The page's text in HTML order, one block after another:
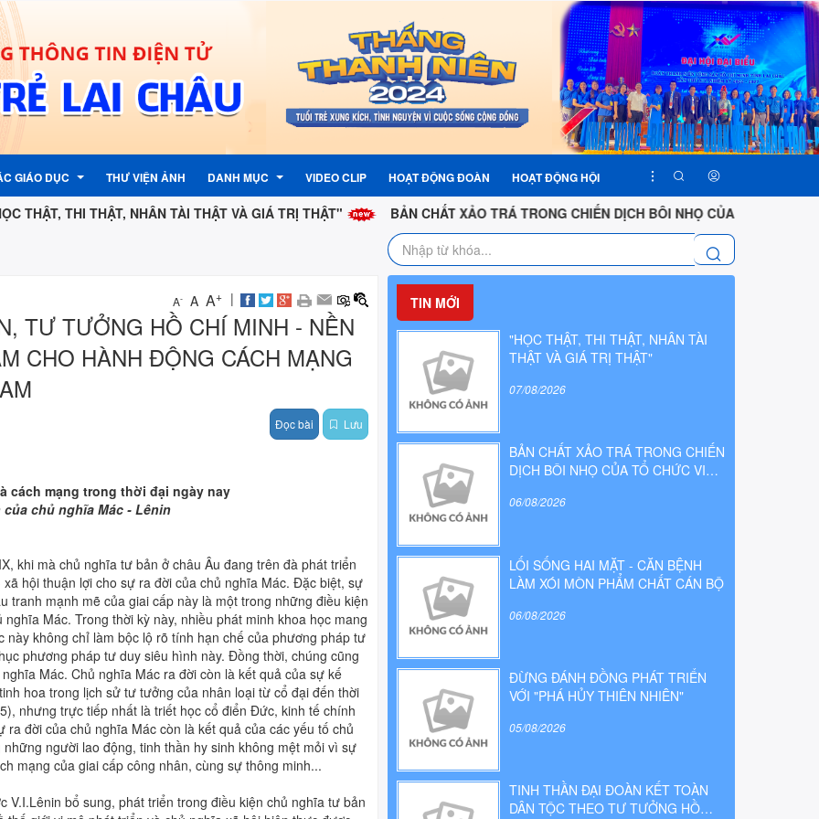
KỲ
ĐỘI
CỦA ĐẢNG
NƯỚC
ĐỒNG
PHÁP LUẬT
GIÁO DỤC
PHẢN ÁNH, KIẾN NGHỊ
THƯ VIỆN ẢNH DANH MỤC
LIÊN KẾT TRANG TIN ĐIỆN TỬ
THƯ ĐIỆN TỬ CÔNG VỤ
PHẦN MỀM QUẢN LÍ VĂN BẢN
VIDEO CLIP HOẠT ĐỘNG ĐOÀN HOẠT ĐỘNG HỘI
THẬT, NHÂN TÀI THẬT VÀ GIÁ TRỊ THẬT"
BẢN CHẤT XẢO TRÁ TRONG CHIẾN DỊCH BÔI NHỌ CỦA TỔ CHỨC VIỆT TÂN
A- A A+ |
TƯ TƯỞNG HỒ CHÍ MINH - NỀN
CHO HÀNH ĐỘNG CÁCH MẠNG
Đọc bài Lưu
cách mạng trong thời đại ngày nay
chủ nghĩa Mác - Lênin
khi mà chủ nghĩa tư bản ở châu Âu đang trên đà phát triển
hội thuận lợi cho sự ra đời của chủ nghĩa Mác. Đặc biệt, sự
tranh mạnh mẽ của giai cấp này là một trong những điều kiện
Mác. Trong thời kỳ này, nhiều phát minh khoa học mang
không chỉ làm bộc lộ rõ tính hạn chế của phương pháp tư
phương pháp tư duy siêu hình này. Đồng thời, chúng cũng
Mác. Chủ nghĩa Mác ra đời còn là kết quả của sự kế
hoa trong lịch sử tư tưởng của nhân loại từ cổ đại đến thời
nhưng trực tiếp nhất là triết học cổ điển Đức, kinh tế chính
đời của chủ nghĩa Mác còn là kết quả của các yếu tố chủ
người lao động, tinh thần hy sinh không mệt mỏi vì sự
mạng của giai cấp công nhân, cùng sự thông minh...
V.I.Lênin bổ sung, phát triển trong điều kiện chủ nghĩa tư bản
TIN MỚI
"HỌC THẬT, THI THẬT, NHÂN TÀI
THẬT VÀ GIÁ TRỊ THẬT"
07/08/2026
BẢN CHẤT XẢO TRÁ TRONG CHIẾN
DỊCH BÔI NHỌ CỦA TỔ CHỨC VIỆT
06/08/2026
LỐI SỐNG HAI MẶT - CĂN BỆNH
LÀM XÓI MÒN PHẨM CHẤT CÁN BỘ
06/08/2026
ĐỪNG ĐÁNH ĐỒNG PHÁT TRIỂN
VỚI "PHÁ HỦY THIÊN NHIÊN"
05/08/2026
TINH THẦN ĐẠI ĐOÀN KẾT TOÀN
DÂN TỘC THEO TƯ TƯỞNG HỒ